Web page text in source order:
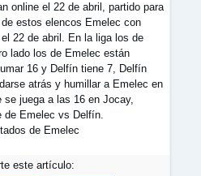
online el 22 de abril, partido para
estos elencos Emelec con
22 de abril. En la liga los de
lado los de Emelec están
16 y Delfín tiene 7, Delfín
atrás y humillar a Emelec en
se juega a las 16 en Jocay,
de Emelec vs Delfín.
de Emelec
este artículo: